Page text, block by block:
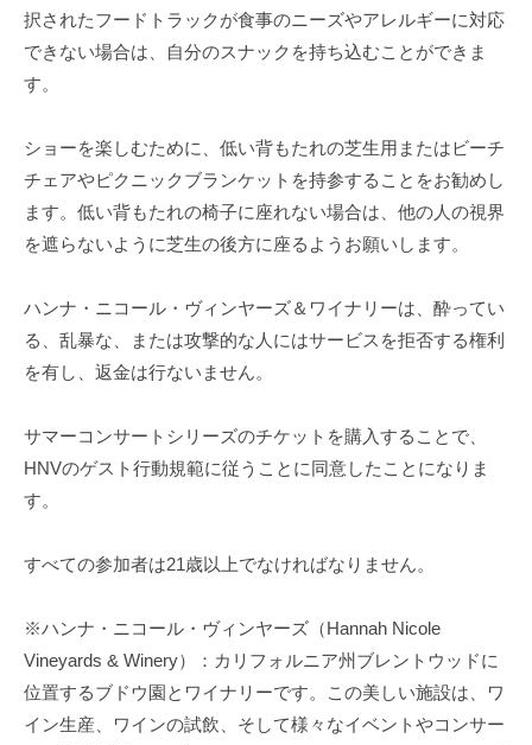
択されたフードトラックが食事のニーズやアレルギーに対応
できない場合は、自分のスナックを持ち込むことができま
す。
ショーを楽しむために、低い背もたれの芝生用またはビーチ
チェアやピクニックブランケットを持参することをお勧めし
ます。低い背もたれの椅子に座れない場合は、他の人の視界
を遮らないように芝生の後方に座るようお願いします。
ハンナ・ニコール・ヴィンヤーズ＆ワイナリーは、酔ってい
る、乱暴な、または攻撃的な人にはサービスを拒否する権利
を有し、返金は行ないません。
サマーコンサートシリーズのチケットを購入することで、
HNVのゲスト行動規範に従うことに同意したことになりま
す。
すべての参加者は21歳以上でなければなりません。
※ハンナ・ニコール・ヴィンヤーズ（Hannah Nicole
Vineyards & Winery）：カリフォルニア州ブレントウッドに
位置するブドウ園とワイナリーです。この美しい施設は、ワ
イン生産、ワインの試飲、そして様々なイベントやコンサー